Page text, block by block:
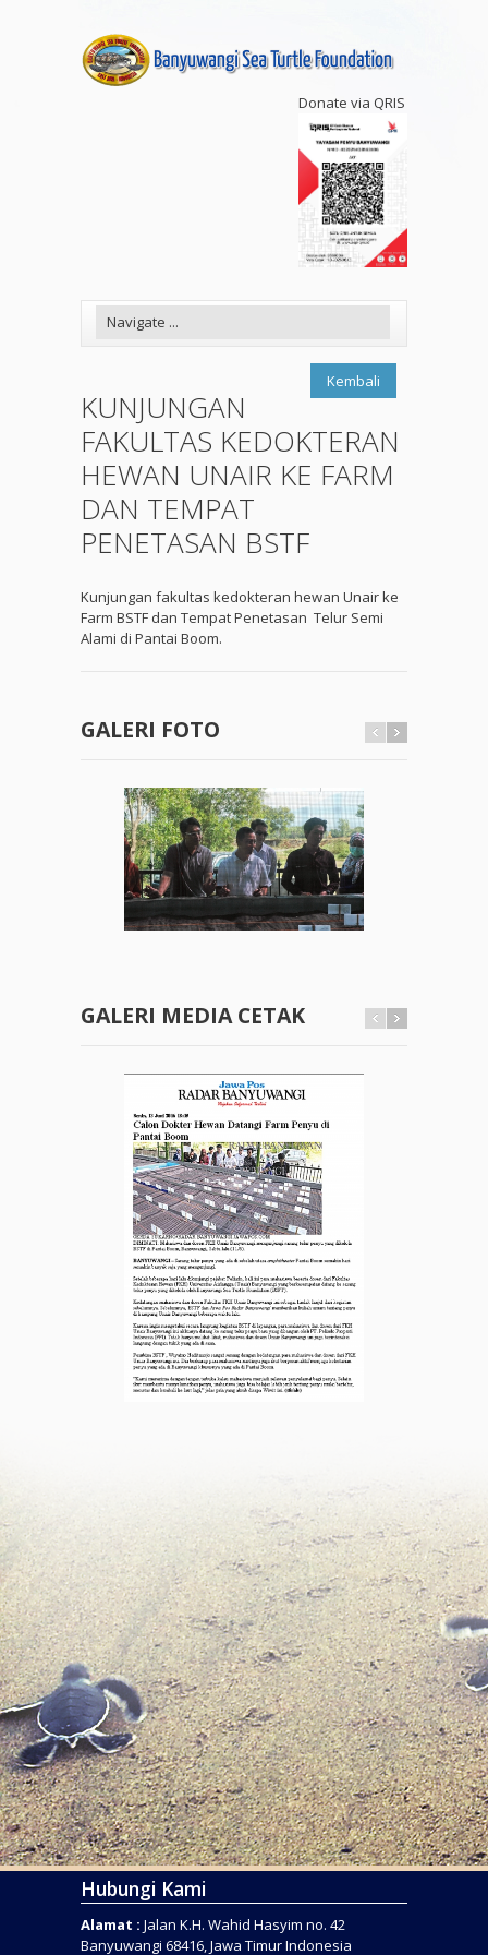
Donate via QRIS
Kembali
KUNJUNGAN
FAKULTAS KEDOKTERAN
HEWAN UNAIR KE FARM
DAN TEMPAT
PENETASAN BSTF
Kunjungan fakultas kedokteran hewan Unair ke
Farm BSTF dan Tempat Penetasan Telur Semi
Alami di Pantai Boom.
GALERI FOTO
GALERI MEDIA CETAK
Hubungi Kami
Alamat : Jalan K.H. Wahid Hasyim no. 42
Banyuwangi 68416, Jawa Timur Indonesia